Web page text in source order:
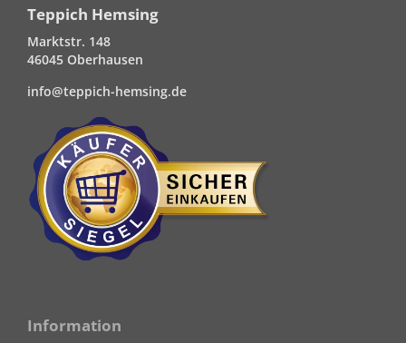
Teppich Hemsing
Marktstr. 148
46045 Oberhausen
info@teppich-hemsing.de
Information